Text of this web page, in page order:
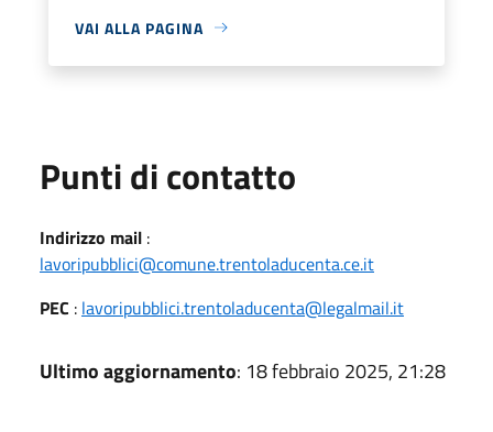
VAI ALLA PAGINA
Punti di contatto
Indirizzo mail :
lavoripubblici@comune.trentoladucenta.ce.it
PEC : lavoripubblici.trentoladucenta@legalmail.it
Ultimo aggiornamento: 18 febbraio 2025, 21:28